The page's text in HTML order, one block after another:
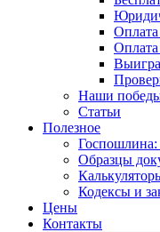
Оплата
Оплата
Наши
Статьи
Полезное
Образцы
Кодексы и
Цены
Контакты